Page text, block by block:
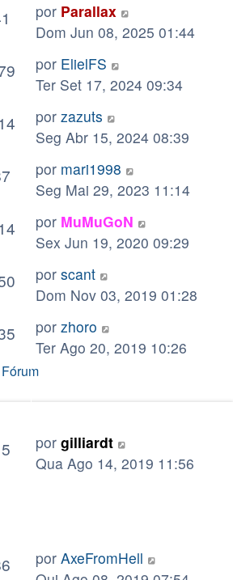
por Parallax
Dom Jun 08, 2025 01:44
por ElielFS
Ter Set 17, 2024 09:34
por zazuts
Seg Abr 15, 2024 08:39
por mari1998
Seg Mai 29, 2023 11:14
por MuMuGoN
Sex Jun 19, 2020 09:29
por scant
Dom Nov 03, 2019 01:28
por zhoro
Ter Ago 20, 2019 10:26
por gilliardt
Qua Ago 14, 2019 11:56
por AxeFromHell